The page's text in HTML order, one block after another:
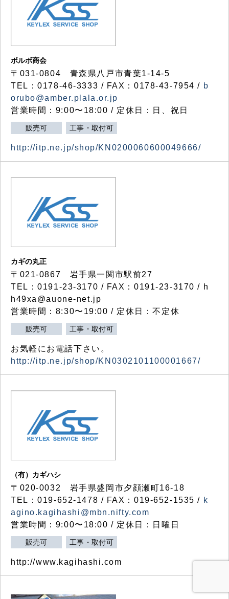
ボルボ商会
〒031-0804 青森県八戸市青葉1-14-5
TEL：0178-46-3333 / FAX：0178-43-7954 / b
orubo@amber.plala.or.jp
営業時間：9:00〜18:00 / 定休日：日、祝日
販売可 工事・取付可
http://itp.ne.jp/shop/KN0200060600049666/
カギの丸正
〒021-0867 岩手県一関市駅前27
TEL：0191-23-3170 / FAX：0191-23-3170 / h
h49xa@auone-net.jp
営業時間：8:30〜19:00 / 定休日：不定休
販売可 工事・取付可
お気軽にお電話下さい。
http://itp.ne.jp/shop/KN0302101100001667/
（有）カギハシ
〒020-0032 岩手県盛岡市夕顔瀬町16-18
TEL：019-652-1478 / FAX：019-652-1535 / k
agino.kagihashi@mbn.nifty.com
営業時間：9:00〜18:00 / 定休日：日曜日
販売可 工事・取付可
http://www.kagihashi.com